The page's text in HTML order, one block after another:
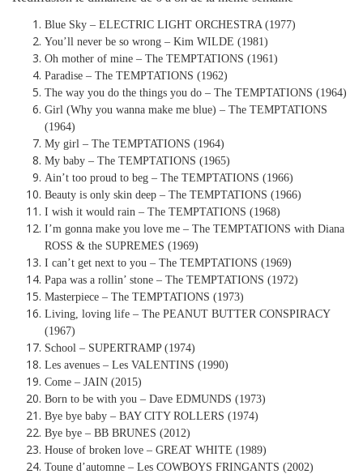
Blue Sky – ELECTRIC LIGHT ORCHESTRA (1977)
You’ll never be so wrong – Kim WILDE (1981)
Oh mother of mine – The TEMPTATIONS (1961)
Paradise – The TEMPTATIONS (1962)
The way you do the things you do – The TEMPTATIONS (1964)
Girl (Why you wanna make me blue) – The TEMPTATIONS
(1964)
My girl – The TEMPTATIONS (1964)
My baby – The TEMPTATIONS (1965)
Ain’t too proud to beg – The TEMPTATIONS (1966)
Beauty is only skin deep – The TEMPTATIONS (1966)
I wish it would rain – The TEMPTATIONS (1968)
I’m gonna make you love me – The TEMPTATIONS with Diana
ROSS & the SUPREMES (1969)
I can’t get next to you – The TEMPTATIONS (1969)
Papa was a rollin’ stone – The TEMPTATIONS (1972)
Masterpiece – The TEMPTATIONS (1973)
Living, loving life – The PEANUT BUTTER CONSPIRACY
(1967)
School – SUPERTRAMP (1974)
Les avenues – Les VALENTINS (1990)
Come – JAIN (2015)
Born to be with you – Dave EDMUNDS (1973)
Bye bye baby – BAY CITY ROLLERS (1974)
Bye bye – BB BRUNES (2012)
House of broken love – GREAT WHITE (1989)
Toune d’automne – Les COWBOYS FRINGANTS (2002)